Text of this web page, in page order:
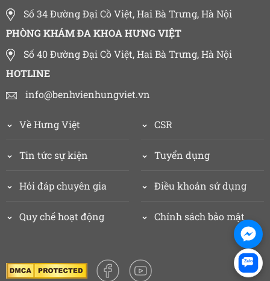
Số 34 Đường Đại Cồ Việt, Hai Bà Trưng, Hà Nội
PHÒNG KHÁM ĐA KHOA HƯNG VIỆT
Số 40 Đường Đại Cồ Việt, Hai Bà Trưng, Hà Nội
HOTLINE
info@benhvienhungviet.vn
Về Hưng Việt
Tin tức sự kiện
Hỏi đáp chuyên gia
Quy chế hoạt động
CSR
Tuyển dụng
Điều khoản sử dụng
Chính sách bảo mật
Zalo